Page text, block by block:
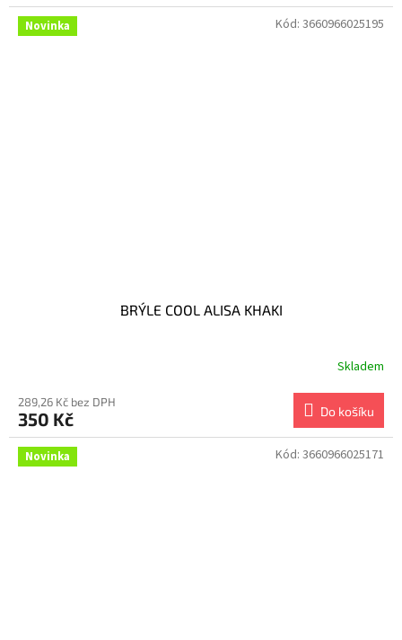
Novinka
BRÝLE COOL ALISA KHAKI
Skladem
289,26 Kč bez DPH
350 Kč Do košíku
Kód: 3660966025195
Novinka Kód: 3660966025171